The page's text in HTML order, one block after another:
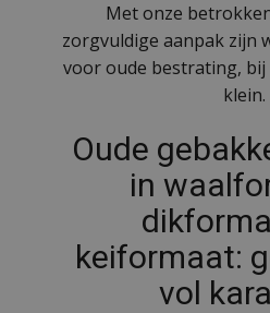
Met onze
zorgvuldige aanpak zijn
voor oude bestrating,
klein.
Oude
in
keiformaat:
vol